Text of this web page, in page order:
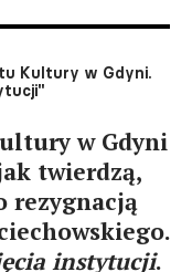
Kultury w Gdyni.
w Gdyni
twierdzą,
rezygnacją
instytucji.